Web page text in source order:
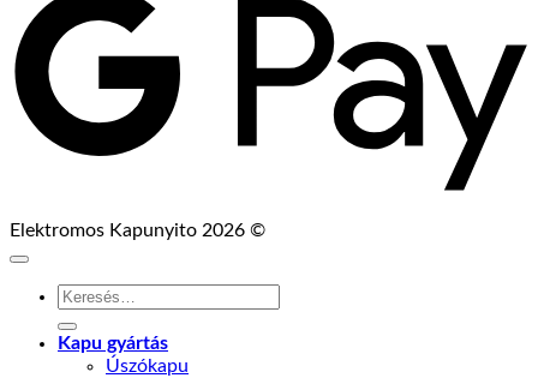
Elektromos Kapunyito 2026 ©
Keresés
következőre:
Kapu gyártás
Úszókapu